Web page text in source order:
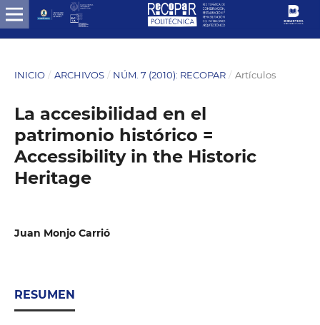
INICIO / ARCHIVOS / NÚM. 7 (2010): RECOPAR / Artículos
La accesibilidad en el
patrimonio histórico =
Accessibility in the Historic
Heritage
Juan Monjo Carrió
RESUMEN